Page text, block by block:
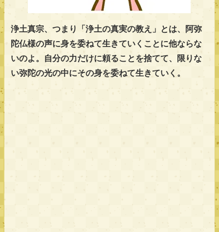
浄土真宗、つまり「浄土の真実の教え」とは、阿弥
陀仏様の声に身を委ねて生きていくことに他ならな
いのよ。自分の力だけに頼ることを捨てて、限りな
い弥陀の光の中にその身を委ねて生きていく。